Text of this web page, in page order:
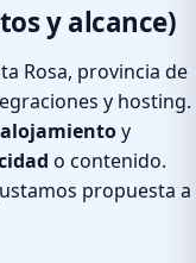
y alcance)
Rosa, provincia de
y hosting.
alojamientoy
o contenido.
propuesta a